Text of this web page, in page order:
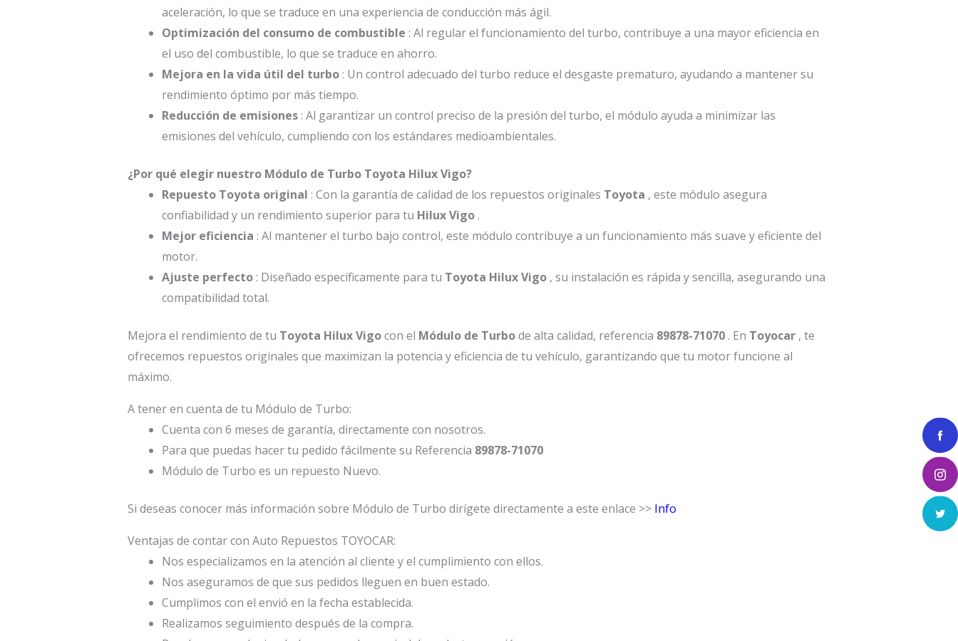
aceleración, lo que se traduce en una experiencia de conducción más ágil.
Optimización del consumo de combustible : Al regular el funcionamiento del turbo, contribuye a una mayor eficiencia en
el uso del combustible, lo que se traduce en ahorro.
Mejora en la vida útil del turbo: Un control adecuado del turbo reduce el desgaste prematuro, ayudando a mantener su
rendimiento óptimo por más tiempo.
Reducción de emisiones: Al garantizar un control preciso de la presión del turbo, el módulo ayuda a minimizar las
emisiones del vehículo, cumpliendo con los estándares medioambientales.
¿Por qué elegir nuestro Módulo de Turbo Toyota Hilux Vigo?
Repuesto Toyota original : Con la garantía de calidad de los repuestos originales Toyota , este módulo asegura
confiabilidad y un rendimiento superior para tu Hilux Vigo.
Mejor eficiencia : Al mantener el turbo bajo control, este módulo contribuye a un funcionamiento más suave y eficiente del
motor.
Ajuste perfecto: Diseñado específicamente para tu Toyota Hilux Vigo, su instalación es rápida y sencilla, asegurando una
compatibilidad total.
Mejora el rendimiento de tu Toyota Hilux Vigocon el Módulo de Turbode alta calidad, referencia 89878-71070. En Toyocar, te
ofrecemos repuestos originales que maximizan la potencia y eficiencia de tu vehículo, garantizando que tu motor funcione al
máximo.
A tener en cuenta de tu Módulo de Turbo:
Cuenta con 6 meses de garantía, directamente con nosotros.
Para que puedas hacer tu pedido fácilmente su Referencia 89878-71070
Módulo de Turbo es un repuesto Nuevo.
Si deseas conocer más información sobre Módulo de Turbo dirígete directamente a este enlace >> Info
Ventajas de contar con Auto Repuestos TOYOCAR:
Nos especializamos en la atención al cliente y el cumplimiento con ellos.
Nos aseguramos de que sus pedidos lleguen en buen estado.
Cumplimos con el envió en la fecha establecida.
Realizamos seguimiento después de la compra.